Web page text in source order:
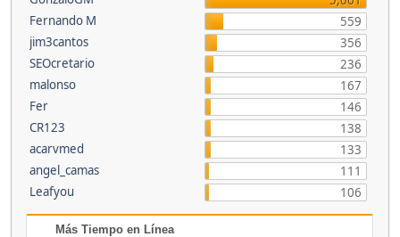
Fernando M
559
jim3cantos
356
SEOcretario
236
malonso
167
Fer
146
CR123
138
acarvmed
133
angel_camas
111
Leafyou
106
Más Tiempo en Línea